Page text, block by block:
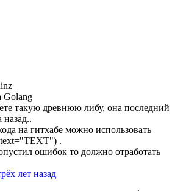
Golang
такую древнюю либу, она последний
назад..
на гитхабе можно использовать
.
ошибок то должно отработать
лет назад